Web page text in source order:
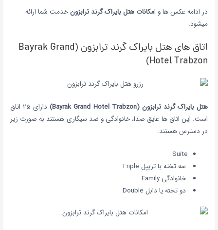
در ادامه عکس ها و امکانات هتلبایراک گرند ترابزونخدمت شما ارائه
میشود.
اتاق های هتل بایراک گرند ترابزون (Bayrak Grand
Hotel Trabzon)
هتل بایراک گرند ترابزون (Bayrak Grand Hotel Trabzon)
دارای 25 اتاق
است. این اتاق ها عایق صدا، خانوادگی و ضد سیگاری هستند به صورت زیر
در دسترس هستند:
Suite
سه تخته با تریپل Triple
خانوادگی Family
دو تخته یا دابل Double